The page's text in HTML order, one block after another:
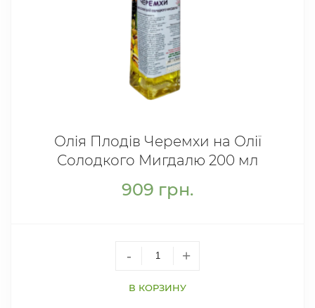
Олія Плодів Черемхи на Олії
Солодкого Мигдалю 200 мл
909 грн.
- +
В КОРЗИНУ